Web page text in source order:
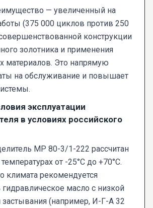
— увеличенный на
(375 000 циклов против 250
конструкции
золотника и применения
материалов. Это напрямую
на обслуживание и повышает
эксплуатации
в условиях российского
МР 80-3/1-222 рассчитан
от -25°C до +70°C.
климата рекомендуется
гидравлическое масло с низкой
застывания (например, И-Г-А 32